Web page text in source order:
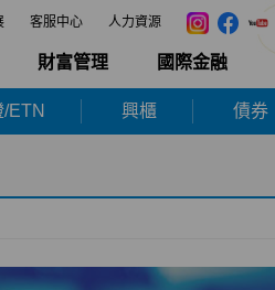
客服中心 人力資源
財富管理 國際金融
ETN 興櫃 債券